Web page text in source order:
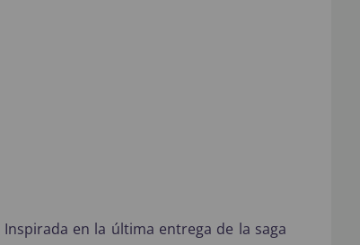
en la última entrega de la saga